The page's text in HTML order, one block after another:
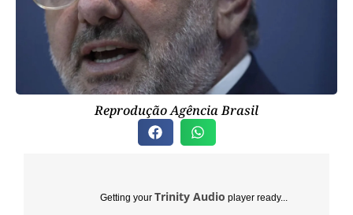
Reprodução Agência Brasil
Getting your Trinity Audio player ready...